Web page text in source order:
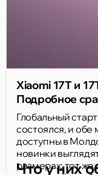
Xiaomi 17T и
Подробное
Глобальный
состоялся, и обе
доступны в
новинки
размерах: тот
Что у них